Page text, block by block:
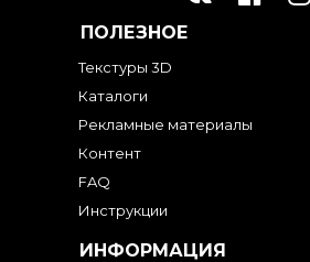
ПОЛЕЗНОЕ
Текстуры 3D
Каталоги
Рекламные материалы
Контент
FAQ
Инструкции
ИНФОРМАЦИЯ